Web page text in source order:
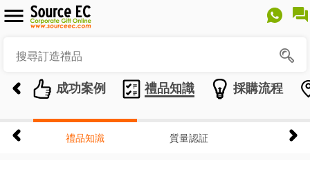
成功案例 禮品知識 採購流程
禮品知識 質量認証